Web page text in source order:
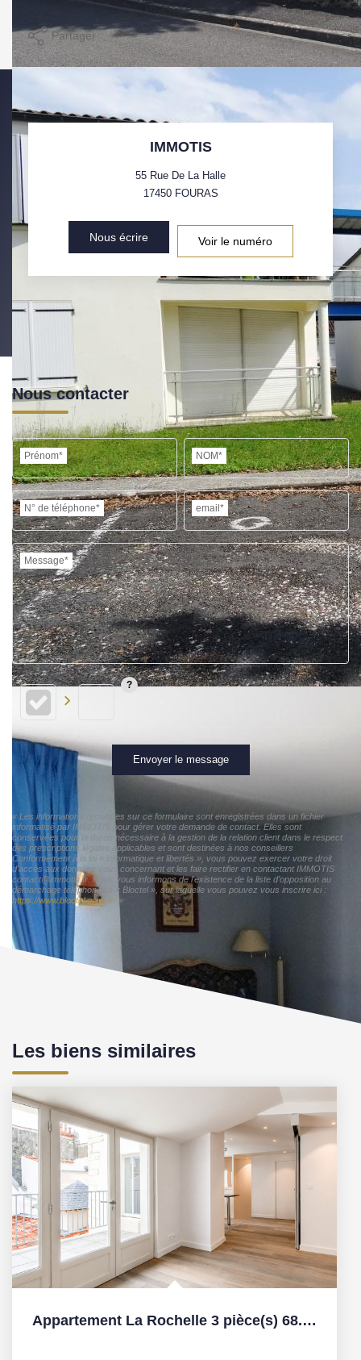
EXTRANET
Imprimer
Partager Calculer mon budget
IMMOTIS
55 Rue De La Halle
17450 FOURAS
Nous écrire Voir le numéro
Nous contacter
Prénom* NOM*
N° de téléphone* email*
Message*
Envoyer le message
« Les informations recueillies sur ce formulaire sont enregistrées dans un fichier
informatisé par IMMOTIS pour gérer votre demande de contact. Elles sont
conservées pour la durée nécessaire à la gestion de la relation client dans le respect
des prescriptions légales applicables et sont destinées à nos conseillers
Conformément à la loi « informatique et libertés », vous pouvez exercer votre droit
d'accès aux données vous concernant et les faire rectifier en contactant IMMOTIS
contact@immotis.fr. Nous vous informons de l'existence de la liste d'opposition au
démarchage téléphonique « Bloctel », sur laquelle vous pouvez vous inscrire ici :
https://www.bloctel.gouv.fr/»
Les biens similaires
Appartement La Rochelle 3 pièce(s) 68.10 m2